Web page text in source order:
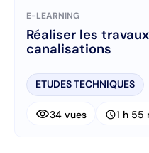
E-LEARNING
Réaliser les
canalisations
ETUDES TECHNIQUES
visibility34 vues schedule1 h 55